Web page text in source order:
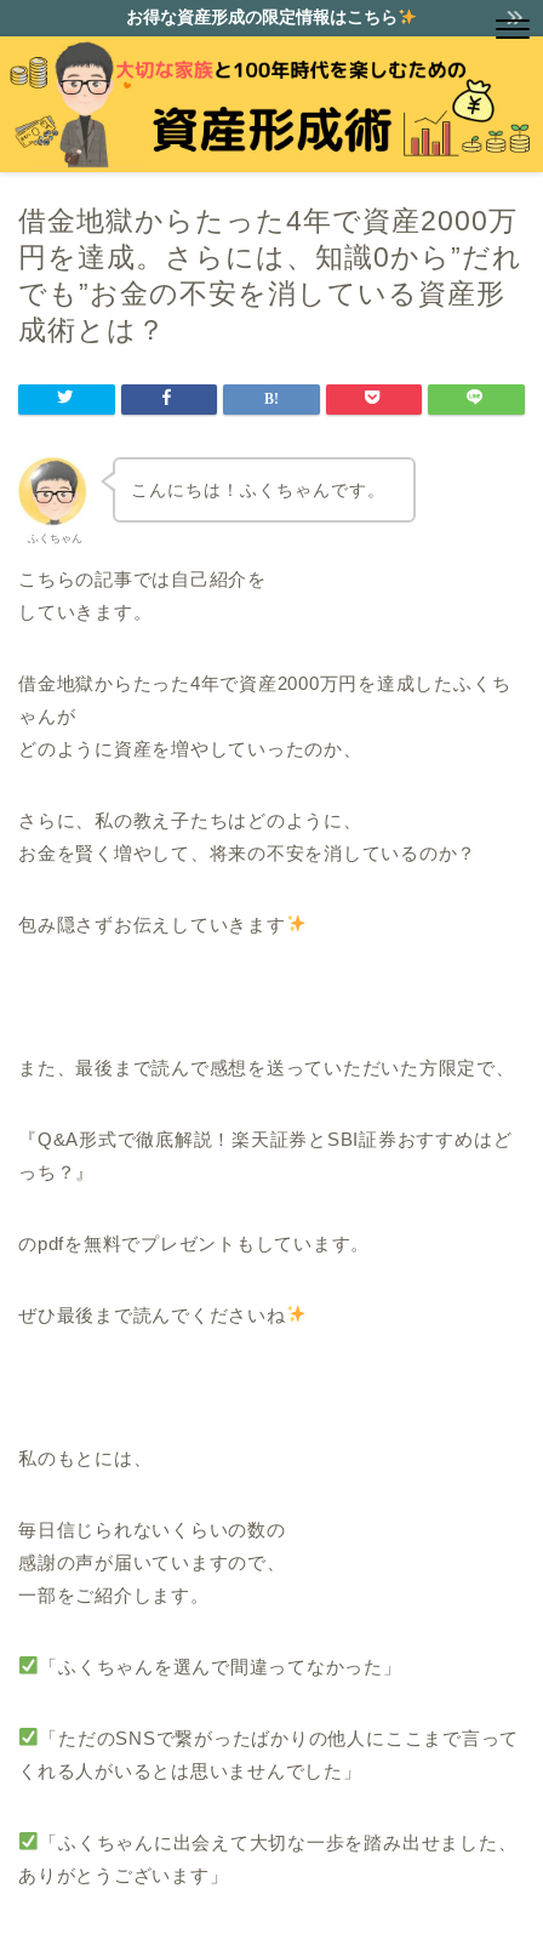
お得な資産形成の限定情報はこちら
借金地獄からたった4年で資産2000万
円を達成。さらには、知識0から”だれ
でも”お金の不安を消している資産形
成術とは？
ふくちゃん
こんにちは！ふくちゃんです。
こちらの記事では自己紹介を
していきます。
借金地獄からたった4年で資産2000万円を達成したふくち
ゃんが
どのように資産を増やしていったのか、
さらに、私の教え子たちはどのように、
お金を賢く増やして、将来の不安を消しているのか？
包み隠さずお伝えしていきます
また、最後まで読んで感想を送っていただいた方限定で、
『Q&A形式で徹底解説！楽天証券とSBI証券おすすめはど
っち？』
のpdfを無料でプレゼントもしています。
ぜひ最後まで読んでくださいね
私のもとには、
毎日信じられないくらいの数の
感謝の声が届いていますので、
一部をご紹介します。
「ふくちゃんを選んで間違ってなかった」
「ただのSNSで繋がったばかりの他人にここまで言って
くれる人がいるとは思いませんでした」
「ふくちゃんに出会えて大切な一歩を踏み出せました、
ありがとうございます」